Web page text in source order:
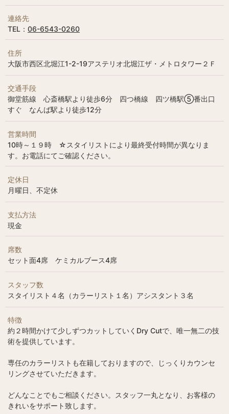
連絡先
TEL： 06-6543-0260
住所
大阪市西区北堀江1-2-19アステリオ北堀江ザ・メトロタワー２Ｆ
交通手段
御堂筋線 心斎橋駅より徒歩6分 四つ橋線 四ツ橋駅⑤番出口
すぐ なんば駅より徒歩12分
営業時間
10時～１９時 ☆スタイリストにより最終受付時間が異なりま
す。お電話にてご確認ください。
定休日
月曜日、不定休
支払方法
現金
席数
セット面4席 ケミカルブース4席
スタッフ数
スタイリスト４名（カラーリスト１名）アシスタント３名
特徴
約２時間かけて少しずつカットしていくDry Cutで、唯一無二の技
術を提供しています。
専任のカラーリストも在籍しておりますので、じっくりカウンセ
リングさせていただきます。
どんなことでもご相談ください。スタッフ一丸となり、お客様の
きれいをサポート致します。